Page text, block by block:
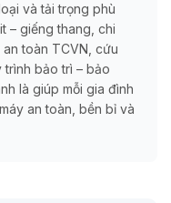
và tải trọng phù
– giếng thang, chi
toàn TCVN, cứu
trình bảo trì – bảo
là giúp mỗi gia đình
an toàn, bền bỉ và